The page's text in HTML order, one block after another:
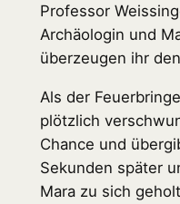
Professor
Archäologin und
überzeugen ihr
Als der
plötzlich
Chance und
Sekunden später
Mara zu sich